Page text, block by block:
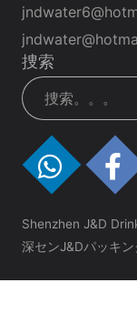
捜索
Shenzhen J&D
深センJ&Dパッキ